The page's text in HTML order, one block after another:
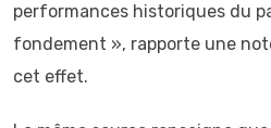
performances historiques du
fondement », rapporte une
cet effet.